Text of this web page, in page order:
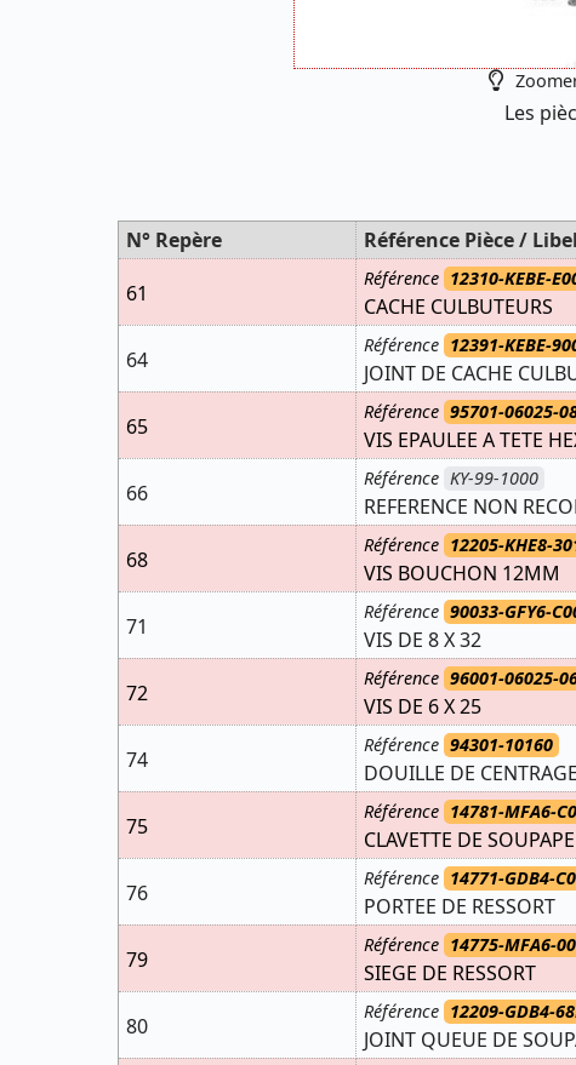
Les
N° Repère Référence Pièce /
61
Référence 12310-KEBE-
CACHE CULBUTEURS
64
Référence 12391-KEBE-
JOINT DE CACHE
65
Référence 95701-06025-
VIS EPAULEE A TETE
66
Référence KY-99-1000
REFERENCE NON
68
Référence 12205-KHE8-
VIS BOUCHON 12MM
71
Référence 90033-GFY6-
VIS DE 8 X 32
72
Référence 96001-06025-
VIS DE 6 X 25
74
Référence 94301-10160
DOUILLE DE
75
Référence 14781-MFA6-
CLAVETTE DE
76
Référence 14771-GDB4-
PORTEE DE RESSORT
79
Référence 14775-MFA6-
SIEGE DE RESSORT
80
Référence 12209-GDB4-
JOINT QUEUE DE